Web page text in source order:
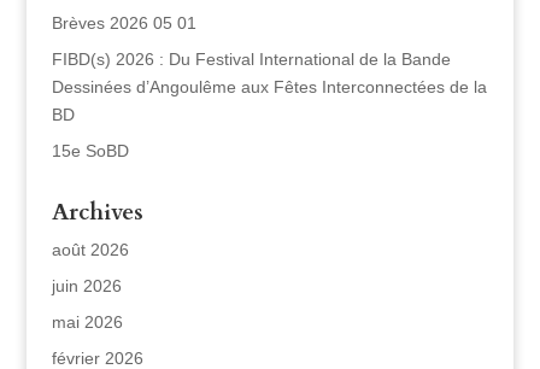
Brèves 2026 05 01
FIBD(s) 2026 : Du Festival International de la Bande
Dessinées d’Angoulême aux Fêtes Interconnectées de la
BD
15e SoBD
Archives
août 2026
juin 2026
mai 2026
février 2026